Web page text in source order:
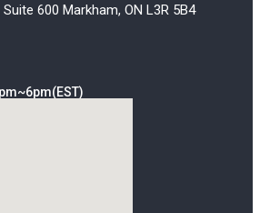
600 Markham, ON L3R 5B4